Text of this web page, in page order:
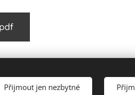
Přijmout jen nezbytné